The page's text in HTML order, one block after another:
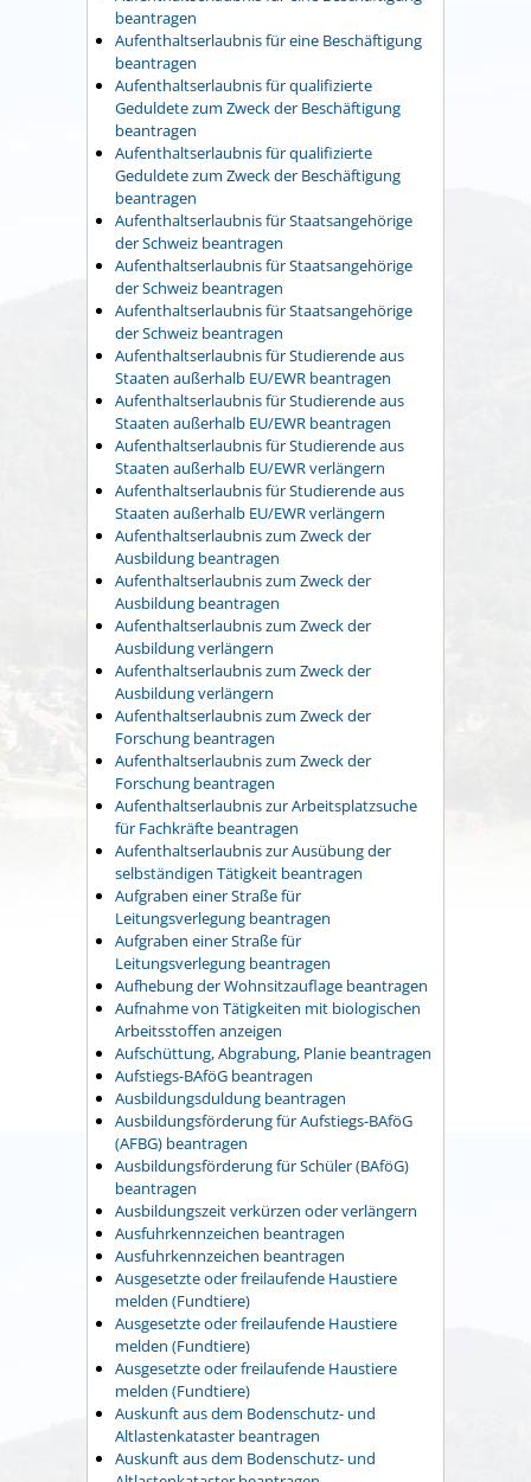
beantragen
Aufenthaltserlaubnis für eine Beschäftigung
beantragen
Aufenthaltserlaubnis für qualifizierte
Geduldete zum Zweck der Beschäftigung
beantragen
Aufenthaltserlaubnis für qualifizierte
Geduldete zum Zweck der Beschäftigung
beantragen
Aufenthaltserlaubnis für Staatsangehörige
der Schweiz beantragen
Aufenthaltserlaubnis für Staatsangehörige
der Schweiz beantragen
Aufenthaltserlaubnis für Staatsangehörige
der Schweiz beantragen
Aufenthaltserlaubnis für Studierende aus
Staaten außerhalb EU/EWR beantragen
Aufenthaltserlaubnis für Studierende aus
Staaten außerhalb EU/EWR beantragen
Aufenthaltserlaubnis für Studierende aus
Staaten außerhalb EU/EWR verlängern
Aufenthaltserlaubnis für Studierende aus
Staaten außerhalb EU/EWR verlängern
Aufenthaltserlaubnis zum Zweck der
Ausbildung beantragen
Aufenthaltserlaubnis zum Zweck der
Ausbildung beantragen
Aufenthaltserlaubnis zum Zweck der
Ausbildung verlängern
Aufenthaltserlaubnis zum Zweck der
Ausbildung verlängern
Aufenthaltserlaubnis zum Zweck der
Forschung beantragen
Aufenthaltserlaubnis zum Zweck der
Forschung beantragen
Aufenthaltserlaubnis zur Arbeitsplatzsuche
für Fachkräfte beantragen
Aufenthaltserlaubnis zur Ausübung der
selbständigen Tätigkeit beantragen
Aufgraben einer Straße für
Leitungsverlegung beantragen
Aufgraben einer Straße für
Leitungsverlegung beantragen
Aufhebung der Wohnsitzauflage beantragen
Aufnahme von Tätigkeiten mit biologischen
Arbeitsstoffen anzeigen
Aufschüttung, Abgrabung, Planie beantragen
Aufstiegs-BAföG beantragen
Ausbildungsduldung beantragen
Ausbildungsförderung für Aufstiegs-BAföG
(AFBG) beantragen
Ausbildungsförderung für Schüler (BAföG)
beantragen
Ausbildungszeit verkürzen oder verlängern
Ausfuhrkennzeichen beantragen
Ausfuhrkennzeichen beantragen
Ausgesetzte oder freilaufende Haustiere
melden (Fundtiere)
Ausgesetzte oder freilaufende Haustiere
melden (Fundtiere)
Ausgesetzte oder freilaufende Haustiere
melden (Fundtiere)
Auskunft aus dem Bodenschutz- und
Altlastenkataster beantragen
Auskunft aus dem Bodenschutz- und